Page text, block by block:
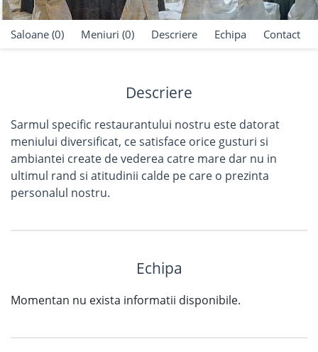
Saloane (0) Meniuri (0) Descriere Echipa Contact
Descriere
Sarmul specific restaurantului nostru este datorat
meniului diversificat, ce satisface orice gusturi si
ambiantei create de vederea catre mare dar nu in
ultimul rand si atitudinii calde pe care o prezinta
personalul nostru.
Echipa
Momentan nu exista informatii disponibile.